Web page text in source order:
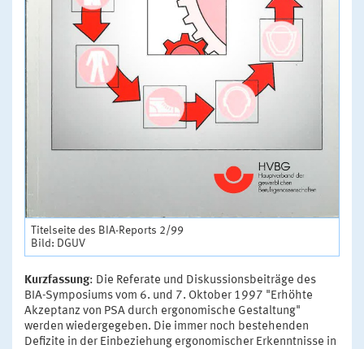
Titelseite des BIA-Reports 2/99
Bild: DGUV
Kurzfassung: Die Referate und Diskussionsbeiträge des
BIA-Symposiums vom 6. und 7. Oktober 1997 "Erhöhte
Akzeptanz von PSA durch ergonomische Gestaltung"
werden wiedergegeben. Die immer noch bestehenden
Defizite in der Einbeziehung ergonomischer Erkenntnisse in